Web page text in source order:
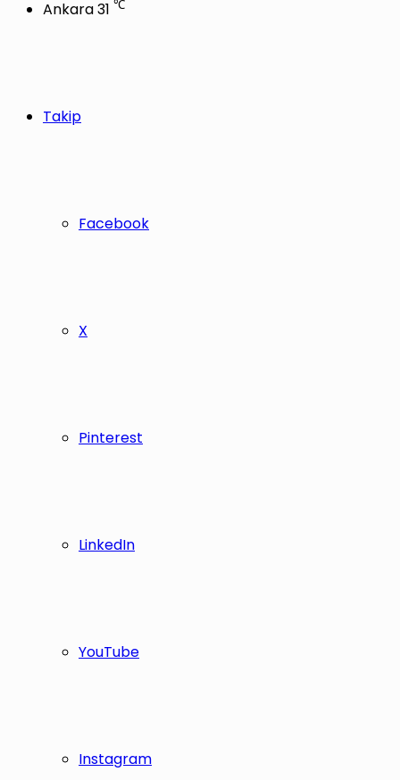
Ankara31 ℃
Takip
Facebook
X
Pinterest
LinkedIn
YouTube
Instagram